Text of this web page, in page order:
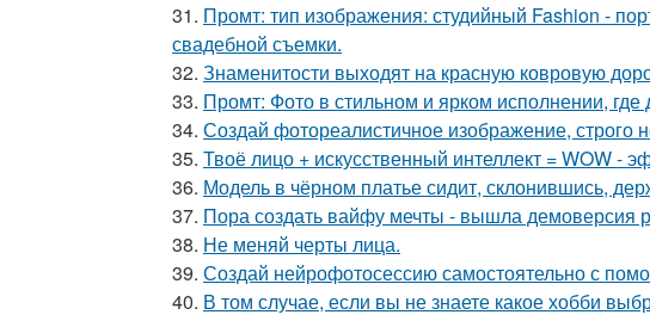
31. Промт: тип изображения: студийный Fashion -
свадебной съемки.
32. Знаменитости выходят на красную ковровую
33. Промт: Фото в стильном и ярком исполнении,
34. Создай фотореалистичное изображение,
35. Твоё лицо + искусственный интеллект = WOW -
36. Модель в чёрном платье сидит, склонившись,
37. Пора создать вайфу мечты - вышла демоверсия
38. Не меняй черты лица.
39. Создай нейрофотосессию самостоятельно с
40. В том случае, если вы не знаете какое хобби